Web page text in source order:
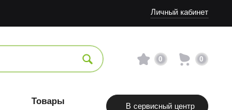
Личный кабинет
0 0
Товары
В сервисный центр